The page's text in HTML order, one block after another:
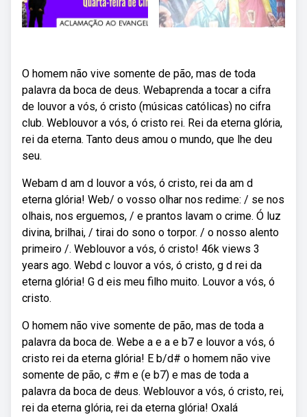
O homem não vive somente de pão, mas de toda
palavra da boca de deus. Webaprenda a tocar a cifra
de louvor a vós, ó cristo (músicas católicas) no cifra
club. Weblouvor a vós, ó cristo rei. Rei da eterna glória,
rei da eterna. Tanto deus amou o mundo, que lhe deu
seu.
Webam d am d louvor a vós, ó cristo, rei da am d
eterna glória! Web/ o vosso olhar nos redime: / se nos
olhais, nos erguemos, / e prantos lavam o crime. Ó luz
divina, brilhai, / tirai do sono o torpor. / o nosso alento
primeiro /. Weblouvor a vós, ó cristo! 46k views 3
years ago. Webd c louvor a vós, ó cristo, g d rei da
eterna glória! G d eis meu filho muito. Louvor a vós, ó
cristo.
O homem não vive somente de pão, mas de toda a
palavra da boca de. Webe a e a e b7 e louvor a vós, ó
cristo rei da eterna glória! E b/d# o homem não vive
somente de pão, c #m e (e b7) e mas de toda a
palavra da boca de deus. Weblouvor a vós, ó cristo, rei,
rei da eterna glória, rei da eterna glória! Oxalá